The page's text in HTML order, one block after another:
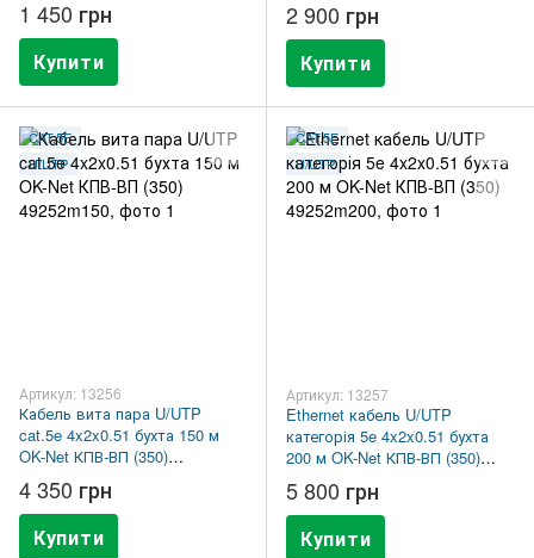
1 450 грн
Купити
2 900 грн
Купити
CAT.5E
U/UTP
Артикул: 13256
Кабель вита пара U/UTP
cat.5e 4x2x0.51 бухта 150 м
OK-Net КПВ-ВП (350)
49252m150
4 350 грн
Купити
CAT.5E
U/UTP
Артикул: 13257
Ethernet кабель U/UTP
категорія 5e 4x2x0.51 бухта
200 м OK-Net КПВ-ВП (350)
49252m200
5 800 грн
Купити